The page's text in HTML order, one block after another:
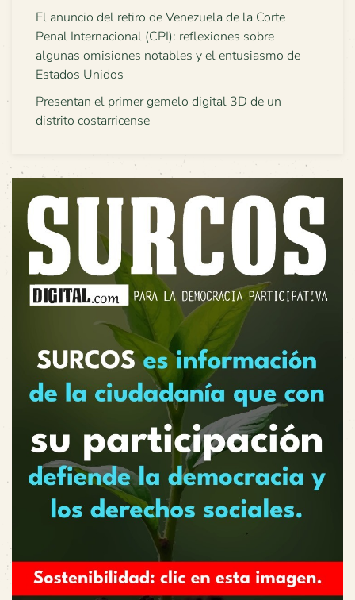
El anuncio del retiro de Venezuela de la Corte
Penal Internacional (CPI): reflexiones sobre
algunas omisiones notables y el entusiasmo de
Estados Unidos
Presentan el primer gemelo digital 3D de un
distrito costarricense